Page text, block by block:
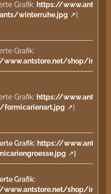
Grafik: https://
winterruhe.jpg
]
Grafik:
www.antstore.net/shop/
Grafik: https://
]
Grafik: https://
]
Grafik:
www.antstore.net/shop/